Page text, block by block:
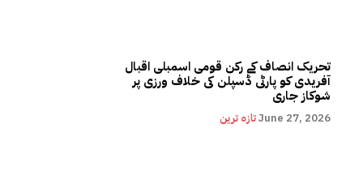
تحریک انصاف کے رکن قومی اسمبلی اقبال
آفریدی کو پارٹی ڈسپلن کی خلاف ورزی پر
شوکاز جاری
تازہ ترینJune 27, 2026